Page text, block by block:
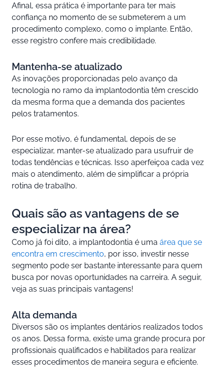
Afinal, essa prática é importante para ter mais
confiança no momento de se submeterem a um
procedimento complexo, como o implante. Então,
esse registro confere mais credibilidade.
Mantenha-se atualizado
As inovações proporcionadas pelo avanço da
tecnologia no ramo da implantodontia têm crescido
da mesma forma que a demanda dos pacientes
pelos tratamentos.
Por esse motivo, é fundamental, depois de se
especializar, manter-se atualizado para usufruir de
todas tendências e técnicas. Isso aperfeiçoa cada vez
mais o atendimento, além de simplificar a própria
rotina de trabalho.
Quais são as vantagens de se
especializar na área?
Como já foi dito, a implantodontia é uma área que se
encontra em crescimento, por isso, investir nesse
segmento pode ser bastante interessante para quem
busca por novas oportunidades na carreira. A seguir,
veja as suas principais vantagens!
Alta demanda
Diversos são os implantes dentários realizados todos
os anos. Dessa forma, existe uma grande procura por
profissionais qualificados e habilitados para realizar
esses procedimentos de maneira segura e eficiente.